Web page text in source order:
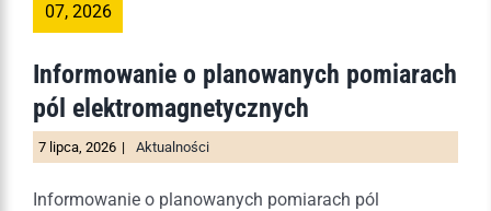
07, 2026
Informowanie o planowanych pomiarach
pól elektromagnetycznych
7 lipca, 2026 | Aktualności
Informowanie o planowanych pomiarach pól